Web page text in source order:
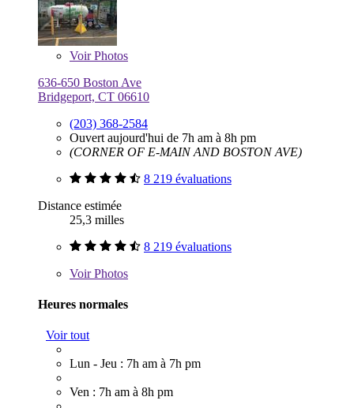
VoirPhotos
636-650 Boston Ave
Bridgeport, CT 06610
(203) 368-2584
Ouvert aujourd'hui de 7h am à 8h pm
(CORNER OF E-MAIN AND BOSTON AVE)
8 219 évaluations
Distance estimée
25,3 milles
8 219 évaluations
VoirPhotos
Heures normales
Voir tout
Lun - Jeu : 7h am à 7h pm
Ven : 7h am à 8h pm